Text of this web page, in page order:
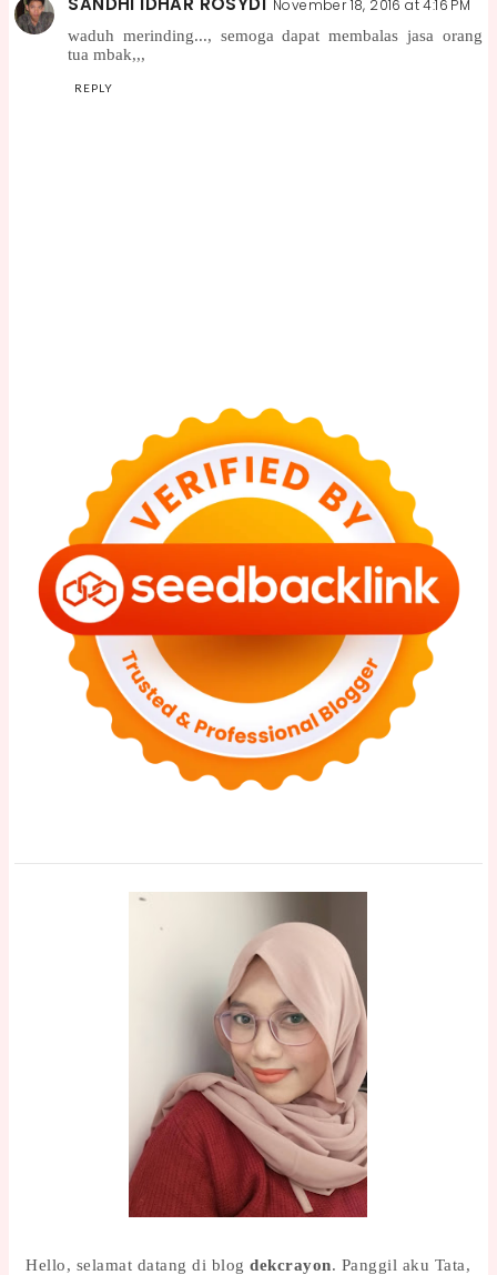
November 18, 2016 at 4:16 PM
waduh merinding..., semoga dapat membalas jasa orang
tua mbak,,,
REPLY
Hello, selamat datang di blogdekcrayon. Panggil aku Tata,